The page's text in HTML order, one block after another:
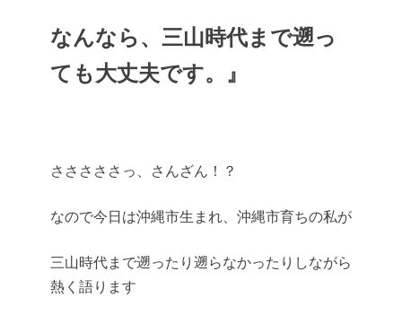
なんなら、三山時代まで遡っ
ても大丈夫です。』
さささささっ、さんざん！？
なので今日は沖縄市生まれ、沖縄市育ちの私が
三山時代まで遡ったり遡らなかったりしながら
熱く語ります